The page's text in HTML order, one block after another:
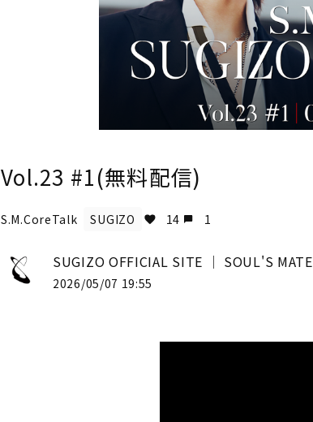
Vol.23 #1(無料配信)
S.M.CoreTalk SUGIZO 14 1
SUGIZO OFFICIAL SITE │ SOUL'S MATE
2026/05/07 19:55